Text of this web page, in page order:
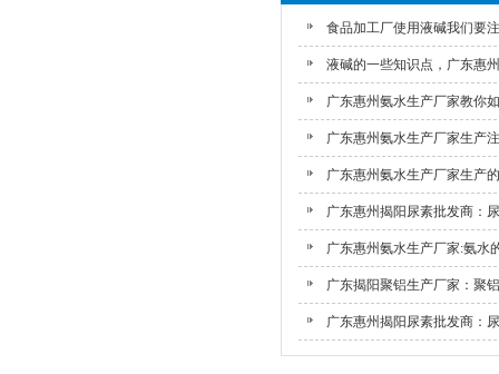
食品加工厂使用液碱我们要
液碱的一些知识点，广东惠
广东惠州氨水生产厂家教你
广东惠州氨水生产厂家生产
广东惠州氨水生产厂家生产
广东惠州揭阳尿素批发商：
广东惠州氨水生产厂家:氨水
广东揭阳聚铝生产厂家：聚
广东惠州揭阳尿素批发商：